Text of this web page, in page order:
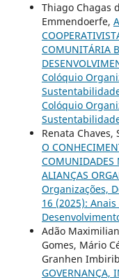
Thiago Chagas
Emmendoerfe,
COMUNITÁRIA
Colóquio
Colóquio
Renata Chaves,
O
COMUNIDADES
ALIANÇAS
Organizações,
16 (2025):
Adão
Gomes, Mário
Granhen
GOVERNANÇA,